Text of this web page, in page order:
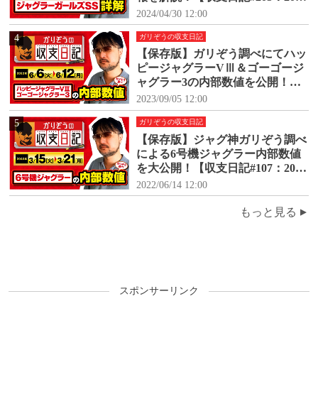
年1月30日(火)～2024年2月5日
(月)】
2024/04/30 12:00
4 ガリぞうの収支日記
【保存版】ガリぞう調べにてハッ
ピージャグラーVⅢ＆ゴーゴージ
ャグラー3の内部数値を公開！
【収支日記#171：2023年6月6日
(火)～6月12日(月)】
2023/09/05 12:00
5 ガリぞうの収支日記
【保存版】ジャグ神ガリぞう調べ
による6号機ジャグラー内部数値
を大公開！【収支日記#107：2022
年3月15日(火)～3月21日(月)】
2022/06/14 12:00
もっと見る
スポンサーリンク